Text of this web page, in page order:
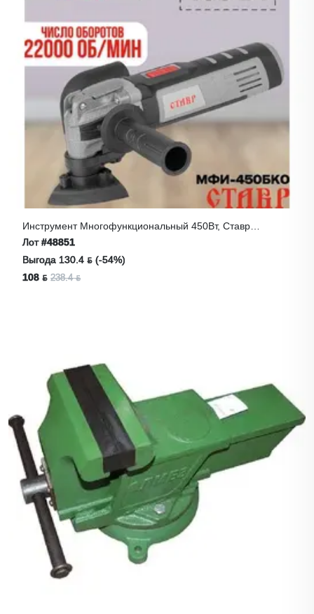
Инструмент Многофункциональный 450Вт, Ставр
МФИ-450БКО
Лот#48851
Выгода 130.4 ƃ (-54%)
108 ƃ 238.4 ƃ